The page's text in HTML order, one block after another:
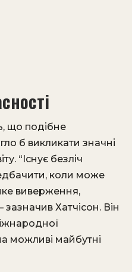
що подібне
б викликати значні
“Існує безліч
коли може
виверження,
Хатчісон. Він
можливі майбутні